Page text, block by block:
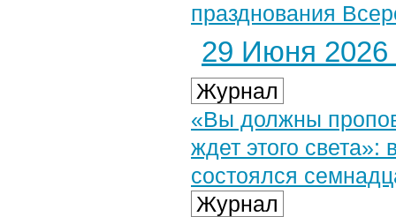
празднования
29 Июня 2026
Журнал
«Вы должны
ждет этого
состоялся
Журнал